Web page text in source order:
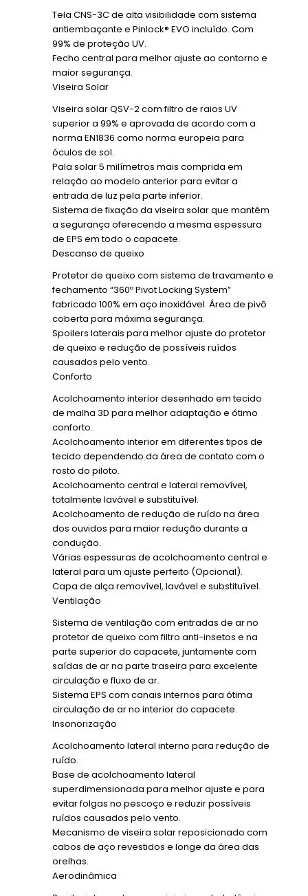
Tela CNS-3C de alta visibilidade com sistema
antiembaçante e Pinlock® EVO incluído. Com
99% de proteção UV.
Fecho central para melhor ajuste ao contorno e
maior segurança.
Viseira Solar
Viseira solar QSV-2 com filtro de raios UV
superior a 99% e aprovada de acordo com a
norma EN1836 como norma europeia para
óculos de sol.
Pala solar 5 milímetros mais comprida em
relação ao modelo anterior para evitar a
entrada de luz pela parte inferior.
Sistema de fixação da viseira solar que mantém
a segurança oferecendo a mesma espessura
de EPS em todo o capacete.
Descanso de queixo
Protetor de queixo com sistema de travamento e
fechamento “360º Pivot Locking System”
fabricado 100% em aço inoxidável. Área de pivô
coberta para máxima segurança.
Spoilers laterais para melhor ajuste do protetor
de queixo e redução de possíveis ruídos
causados pelo vento.
Conforto
Acolchoamento interior desenhado em tecido
de malha 3D para melhor adaptação e ótimo
conforto.
Acolchoamento interior em diferentes tipos de
tecido dependendo da área de contato com o
rosto do piloto.
Acolchoamento central e lateral removível,
totalmente lavável e substituível.
Acolchoamento de redução de ruído na área
dos ouvidos para maior redução durante a
condução.
Várias espessuras de acolchoamento central e
lateral para um ajuste perfeito (Opcional).
Capa de alça removível, lavável e substituível.
Ventilação
Sistema de ventilação com entradas de ar no
protetor de queixo com filtro anti-insetos e na
parte superior do capacete, juntamente com
saídas de ar na parte traseira para excelente
circulação e fluxo de ar.
Sistema EPS com canais internos para ótima
circulação de ar no interior do capacete.
Insonorização
Acolchoamento lateral interno para redução de
ruído.
Base de acolchoamento lateral
superdimensionada para melhor ajuste e para
evitar folgas no pescoço e reduzir possíveis
ruídos causados pelo vento.
Mecanismo de viseira solar reposicionado com
cabos de aço revestidos e longe da área das
orelhas.
Aerodinâmica